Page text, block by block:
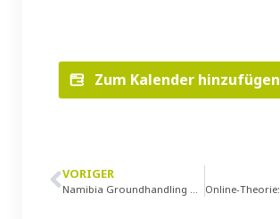
Zum Kalender hinzufügen
VORIGER